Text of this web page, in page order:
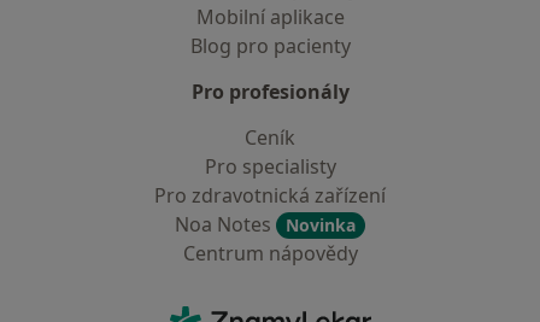
Mobilní aplikace
Blog pro pacienty
Pro profesionály
Ceník
Pro specialisty
Pro zdravotnická zařízení
Noa Notes
Novinka
Centrum nápovědy
ZnamyLekar - Hlavní stránka